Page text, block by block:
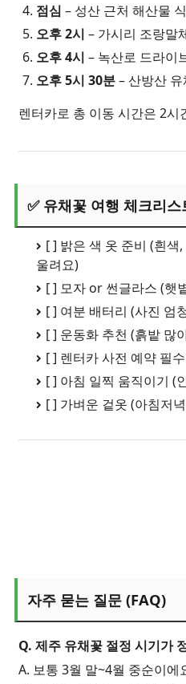
점심 – 성산 근처 해산물
오후 2시 – 가시리 조랑말
오후 4시 – 녹산로 드라이
오후 5시 30분– 산방산
렌터카로 총 이동 시간은 2시
✅ 유채꽃 여행 체크리스
[ ] 밝은 색 옷 준비 (흰색
울려요)
[ ] 모자 or 썬글라스 (햇
[ ] 여분 배터리 (사진 엄
[ ] 운동화 추천 (흙밭 많
[ ] 렌터카 사전 예약 필수
[ ] 아침 일찍 움직이기 (
[ ] 가벼운 겉옷 (아침저
자주 묻는 질문 (FAQ)
Q. 제주 유채꽃 절정 시기가
A. 보통 3월 말~4월 중순이에